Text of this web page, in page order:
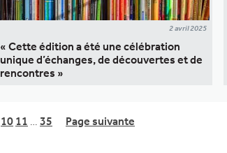
2 avril 2025
« Cette édition a été une célébration
unique d’échanges, de découvertes et de
rencontres »
10 11 … 35 Page suivante